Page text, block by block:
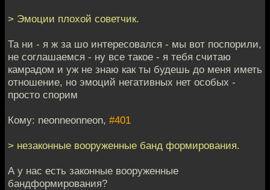
> Эмоции плохой советчик.
Та ни - я ж за шо интересовался - мы вот поспорили,
не соглашаемся - ну все такое - я тебя считаю
камрадом и уж не знаю как ты будешь до меня иметь
отношение, но эмоций негативных нет особых -
просто спорим
Кому: neonneonneon, #401
> незаконные вооруженные банд формирования.
А у нас есть законные вооруженные
бандформирования?